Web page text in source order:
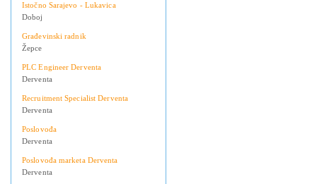
Istočno Sarajevo - Lukavica
Doboj
Građevinski radnik
Žepce
PLC Engineer Derventa
Derventa
Recruitment Specialist Derventa
Derventa
Poslovođa
Derventa
Poslovođa marketa Derventa
Derventa